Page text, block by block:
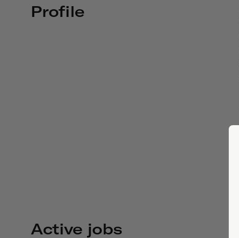
Profile
Active jobs